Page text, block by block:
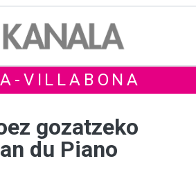
VILLABONA
gozatzeko
du Piano